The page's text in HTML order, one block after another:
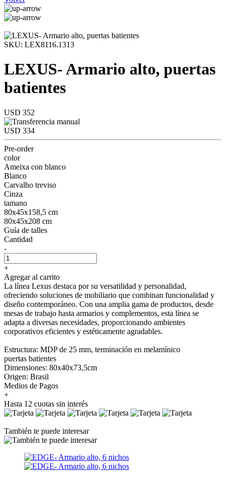
SKU: LEX8116.1313
LEXUS- Armario alto, puertas
batientes
USD 352
USD 334
Pre-order
color
Ameixa con blanco
Blanco
Carvalho treviso
Cinza
tamano
80x45x158,5 cm
80x45x208 cm
Guía de talles
Cantidad
-
+
Agregar al carrito
La línea Lexus destaca por su versatilidad y personalidad,
ofreciendo soluciones de mobiliario que combinan funcionalidad y
diseño contemporáneo. Con una amplia gama de productos, desde
mesas de trabajo hasta armarios y complementos, esta línea se
adapta a diversas necesidades, proporcionando ambientes
corporativos eficientes y estéticamente agradables.
Estructura: MDP de 25 mm, terminación en melamínico
puertas batientes
Dimensiones: 80x40x73,5cm
Origen: Brasil
Medios de Pagos
+
Hasta 12 cuotas sin interés
También te puede interesar